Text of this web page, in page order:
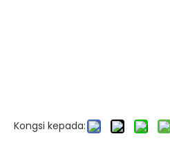
Kongsi kepada: